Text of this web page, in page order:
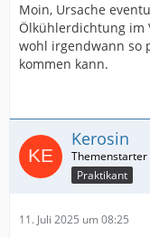
Moin, Ursache
Ölkühlerdichtung im
wohl irgendwann so
kommen kann.
Kerosin
Praktikant
11. Juli 2025 um 08:25